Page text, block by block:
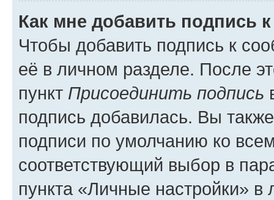
Как мне добавить подпись
Чтобы добавить подпись к
её в личном разделе. После
пункт Присоединить подпись
подпись добавилась. Вы
подписи по умолчанию ко
соответствующий выбор в
пункта «Личные настройки»